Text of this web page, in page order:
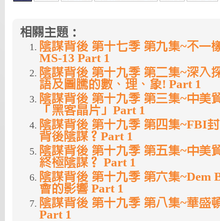
相關主題：
陰謀背後 第十七季 第九集~不一
MS-13 Part 1
陰謀背後 第十九季 第二集~深入
語及圖騰的數、理、象! Part 1
陰謀背後 第十九季 第三集~中美
「黑客晶片」Part 1
陰謀背後 第十九季 第四集~FBI
背後陰謀？Part 1
陰謀背後 第十九季 第五集~中美
終極陰謀？ Part 1
陰謀背後 第十九季 第六集~Dem
會的影響 Part 1
陰謀背後 第十九季 第八集~華盛
Part 1